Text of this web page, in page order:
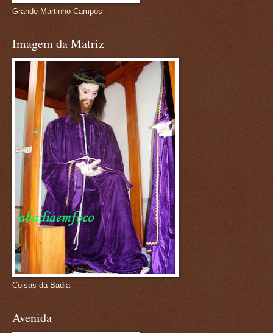
Grande Martinho Campos
Imagem da Matriz
Coisas da Badia
Avenida